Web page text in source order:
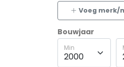
Voeg merk/
Bouwjaar
Min